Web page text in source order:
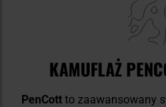
KAMUFLAŻ
PenCott to zaawansowany